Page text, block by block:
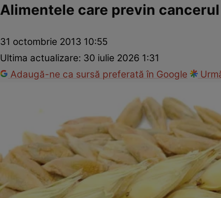
Alimentele care previn
31 octombrie 2013 10:55
Ultima actualizare: 30 iulie 2026 1:31
Adaugă-ne ca sursă preferată în Google